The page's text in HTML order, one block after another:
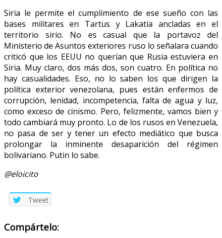
Siria le permite el cumplimiento de ese sueño con las
bases militares en Tartus y Lakatía ancladas en el
territorio sirio. No es casual que la portavoz del
Ministerio de Asuntos exteriores ruso lo señalara cuando
criticó que los EEUU no querían que Rusia estuviera en
Siria. Muy claro, dos más dos, son cuatro. En política no
hay casualidades. Eso, no lo saben los que dirigen la
política exterior venezolana, pues están enfermos de
corrupción, lenidad, incompetencia, falta de agua y luz,
como exceso de cinismo. Pero, felizmente, vamos bien y
todo cambiará muy pronto. Lo de los rusos en Venezuela,
no pasa de ser y tener un efecto mediático que busca
prolongar la inminente desaparición del régimen
bolivariano. Putin lo sabe.
@eloicito
Tweet
Compártelo: